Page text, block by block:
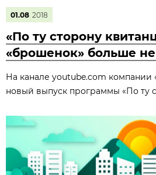
01.08 2018
«По ту сторону
«брошенок» больше не
На канале youtube.com
новый выпуск программы «По ту